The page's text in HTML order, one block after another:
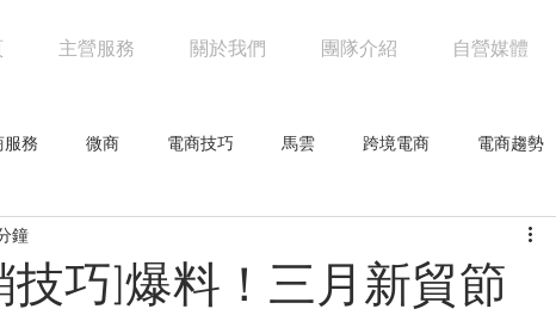
主營服務 關於我們 團隊介紹 自營媒體
服務 微商 電商技巧 馬雲 跨境電商 電商趨勢
流 京東
巧]爆料！三月新貿節
鐘